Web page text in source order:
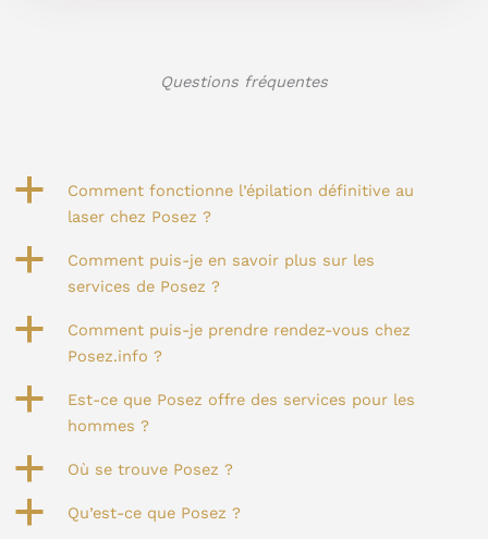
Questions fréquentes
a
Comment fonctionne l’épilation définitive au
laser chez Posez ?
a
Comment puis-je en savoir plus sur les
services de Posez ?
a
Comment puis-je prendre rendez-vous chez
Posez.info ?
a
Est-ce que Posez offre des services pour les
hommes ?
a Où se trouve Posez ?
a Qu’est-ce que Posez ?